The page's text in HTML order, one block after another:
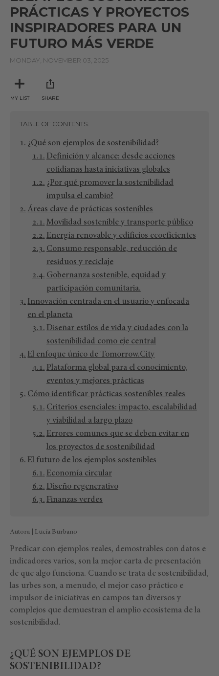
PRÁCTICAS Y PROYECTOS
INSPIRADORES PARA UN
FUTURO MÁS VERDE
MONDAY, NOVEMBER 03, 2025
MY LIST SHARE
TABLE OF CONTENTS
¿Qué son ejemplos de sostenibilidad?
Definición y alcance: desde acciones
cotidianas hasta iniciativas globales
¿Por qué promover la sostenibilidad
impulsa el cambio?
Áreas clave de prácticas sostenibles
Movilidad sostenible y transporte público
Energía renovable y edificios ecoeficientes
Consumo responsable, reducción de
residuos y reciclaje
Gobernanza sostenible, equidad y
participación comunitaria.
Innovación centrada en el usuario y enfocada
en el planeta
Diseñar estilos de vida y ciudades con la
sostenibilidad como eje central
El enfoque único de Tomorrow.City
Plataforma global para el conocimiento,
eventos y mejores prácticas
Cómo identificar prácticas sostenibles reales
Criterios esenciales: impacto, escalabilidad
y viabilidad a largo plazo
Errores comunes que se deben evitar en
los proyectos de sostenibilidad
El futuro de los ejemplos sostenibles
Economía circular
Diseño regenerativo
Finanzas verdes
Autora | Lucía Burbano
Predicar con ejemplos reales, demostrables con datos e
indicadores varios, son la mejor carta de presentación
de que algo funciona. Cuando se trata de sostenibilidad,
las urbes son, a menudo, el mejor caso práctico e
impulsor de iniciativas en campos tan diversos y
complejos que demuestran el amplio ecosistema de la
sostenibilidad.
¿QUÉ SON EJEMPLOS DE
SOSTENIBILIDAD?